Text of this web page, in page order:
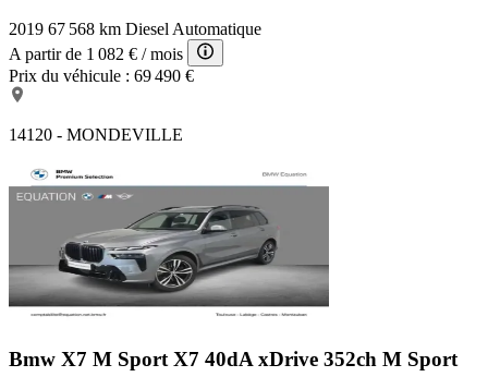
2019 67 568 km Diesel Automatique
A partir de 1 082 € / mois
Prix du véhicule : 69 490 €
14120 - MONDEVILLE
Bmw X7 M Sport X7 40dA xDrive 352ch M Sport